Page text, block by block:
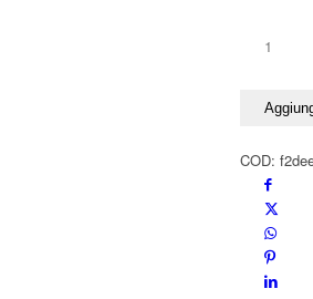
Collana
bicolore
925
placcato
platino
giallo
quantità
COD: